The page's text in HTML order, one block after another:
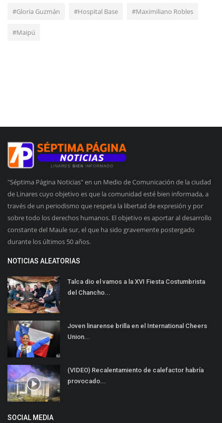
#Gloria Guzmán #Hospital Base #Maximiliano Robles
#Maipú
"Séptima Página Noticias" en un Medio de Comunicación de la ciudad
de Linares cuyo objetivo es que la comunidad esté bien informada, a
través de un periodismo que respeta la libertad de expresión y por
sobre todo los derechos humanos. El objetivo es aportar al desarrollo
constante del Maule sur, el que ha sido gravemente postergado
durante los últimos 50 años.
NOTICIAS ALEATORIAS
Talca dio el vamos a la XVI Fiesta Costumbrista
del Chancho...
Joven linarense brilla en el International Cheers
Union...
(VIDEO) Recalentamiento de calefactor habría
provocado...
SOCIAL MEDIA